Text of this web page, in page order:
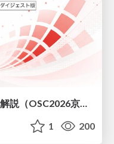
Redmine 7.0 新機能・機能強化解説（OSC2026京都ダイジェスト版）
1 200